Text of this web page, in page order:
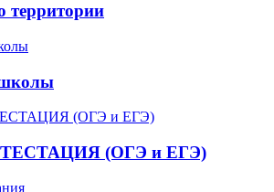
территории
(ОГЭ и ЕГЭ)